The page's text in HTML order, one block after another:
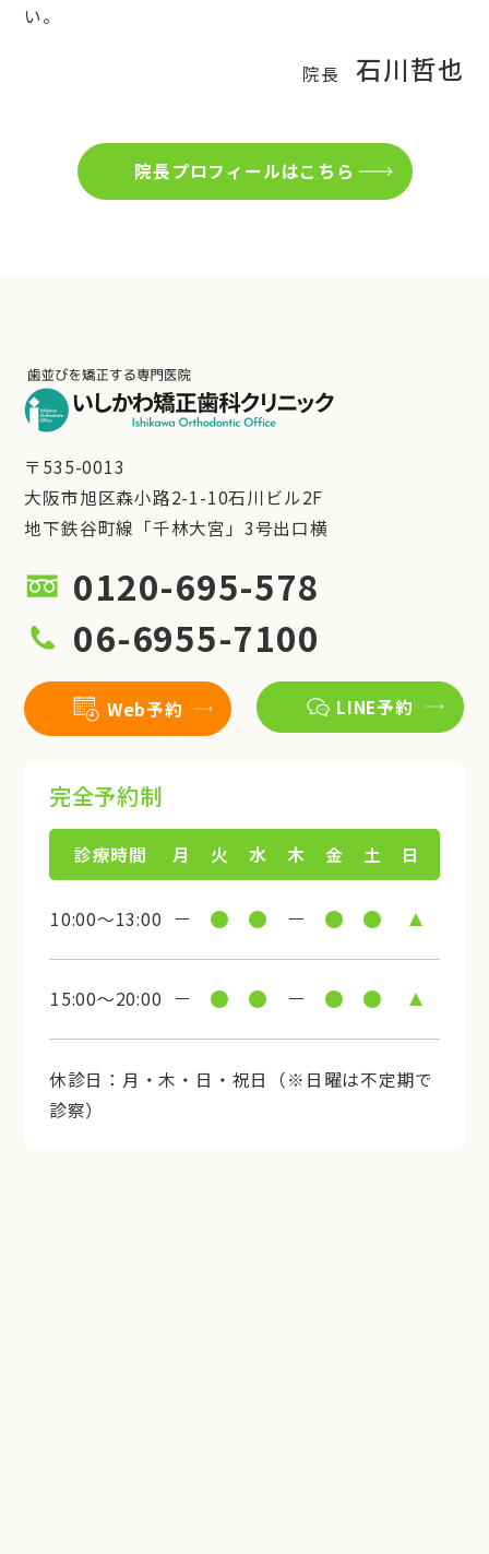
い。
院長 石川哲也
院長プロフィールはこちら
〒535-0013
大阪市旭区森小路2-1-10石川ビル2F
地下鉄谷町線「千林大宮」3号出口横
0120-695-578
06-6955-7100
Web予約 LINE予約
完全予約制
診療時間 月 火 水 木 金 土 日
10:00～13:00
15:00～20:00
休診日：月・木・日・祝日（※日曜は不定期で
診察）